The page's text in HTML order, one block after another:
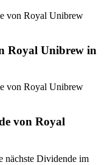
von Royal Unibrew
Royal Unibrew in
von Royal Unibrew
von Royal
nächste Dividende im